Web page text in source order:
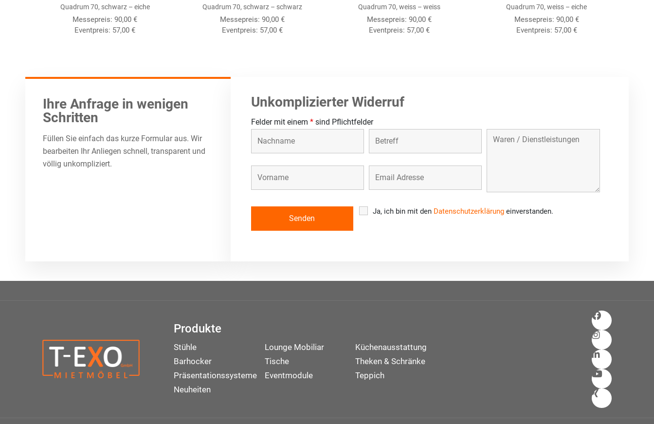
Quadrum 70, schwarz – eiche
Messepreis:90,00€
Eventpreis: 57,00€
Quadrum 70, schwarz – schwarz
Messepreis: 90,00 €
Eventpreis: 57,00 €
Quadrum 70, weiss – weiss
Messepreis:90,00€
Eventpreis: 57,00€
Quadrum 70, weiss – eiche
Messepreis: 90,00 €
Eventpreis: 57,00 €
Ihre Anfrage in wenigen
Schritten
Füllen Sie einfach das kurze Formular aus. Wir
bearbeiten Ihr Anliegen schnell, transparent und
völlig unkompliziert.
Unkomplizierter Widerruf
Felder mit einem *sind Pflichtfelder
Ja, ich bin mit den Datenschutzerklärungeinverstanden.
Produkte
Stühle Lounge Mobiliar
Küchenausstattung
Barhocker
Tische
Theken & Schränke
Präsentationssysteme
Eventmodule
Teppich
Neuheiten